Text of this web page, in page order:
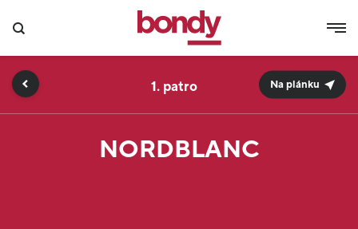
NORDBLANC
1. Na plánku